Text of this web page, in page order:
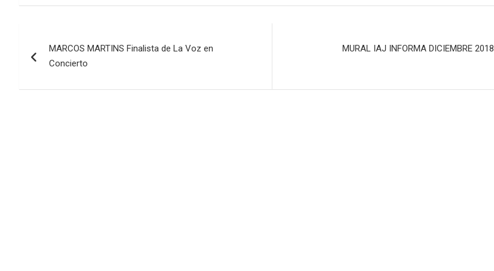
de
entradas
MARCOS MARTINS Finalista de La Voz en
Concierto
MURAL IAJ INFORMA DICIEMBRE 2018